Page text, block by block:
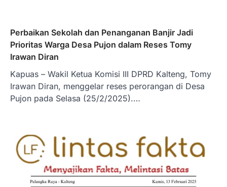
Perbaikan Sekolah dan Penanganan Banjir Jadi
Prioritas Warga Desa Pujon dalam Reses Tomy
Irawan Diran
Kapuas – Wakil Ketua Komisi III DPRD Kalteng, Tomy
Irawan Diran, menggelar reses perorangan di Desa
Pujon pada Selasa (25/2/2025).…